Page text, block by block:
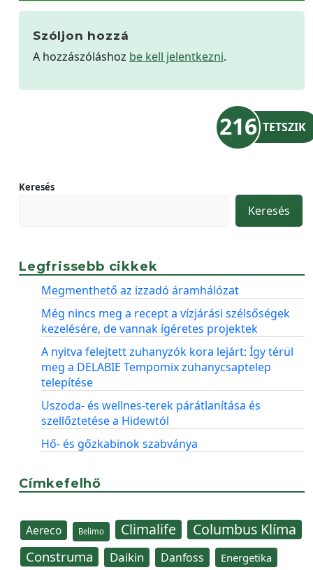
Szóljon hozzá
A hozzászóláshoz be kell jelentkezni.
216 TETSZIK
Keresés
Keresés
Legfrissebb cikkek
Megmenthető az izzadó áramhálózat
Még nincs meg a recept a vízjárási szélsőségek
kezelésére, de vannak ígéretes projektek
A nyitva felejtett zuhanyzók kora lejárt: Így térül
meg a DELABIE Tempomix zuhanycsaptelep
telepítése
Uszoda- és wellnes-terek párátlanítása és
szellőztetése a Hidewtól
Hő- és gőzkabinok szabványa
Címkefelhő
Aereco Belimo Climalife Columbus Klíma
Construma Daikin Danfoss Energetika